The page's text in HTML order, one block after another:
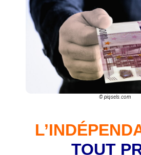
© piqsels.com
TOUT